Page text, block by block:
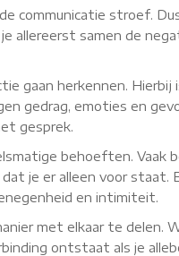
communicatie stroef.
allereerst samen de
gaan herkennen. Hierbij
gedrag, emoties en
gesprek.
behoeften. Vaak
je er alleen voor staat.
en intimiteit.
met elkaar te delen.
ontstaat als je